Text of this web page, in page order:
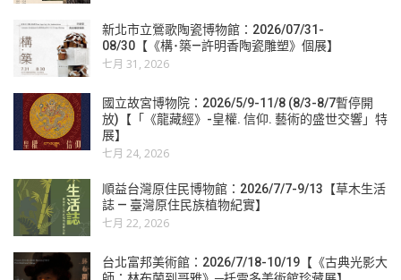
新北市立鶯歌陶瓷博物館：2026/07/31-
08/30【《構･築—許明香陶瓷雕塑》個展】
七月 31, 2026
國立故宮博物院：2026/5/9-11/8 (8/3-8/7暫停開
放)【「《龍藏經》-皇權. 信仰. 藝術的盛世交響」特
展】
七月 24, 2026
順益台灣原住民博物館：2026/7/7-9/13【草木生活
誌 — 臺灣原住民族植物紀實】
七月 22, 2026
台北富邦美術館：2026/7/18-10/19【《古典光影大